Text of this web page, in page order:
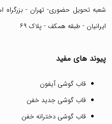
شعبه تحویل حضوری- تهران - بزرگراه
ایرانیان - طبقه همکف - پلاک ۶۹
پیوند های مفید
قاب گوشی آیفون
قاب گوشی جدید خفن
قاب گوشی دخترانه خفن